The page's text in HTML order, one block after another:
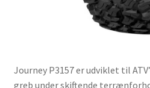
Journey P3157 er udviklet til
greb under skiftende